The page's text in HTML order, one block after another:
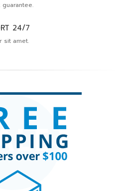
24/7
sit amet.